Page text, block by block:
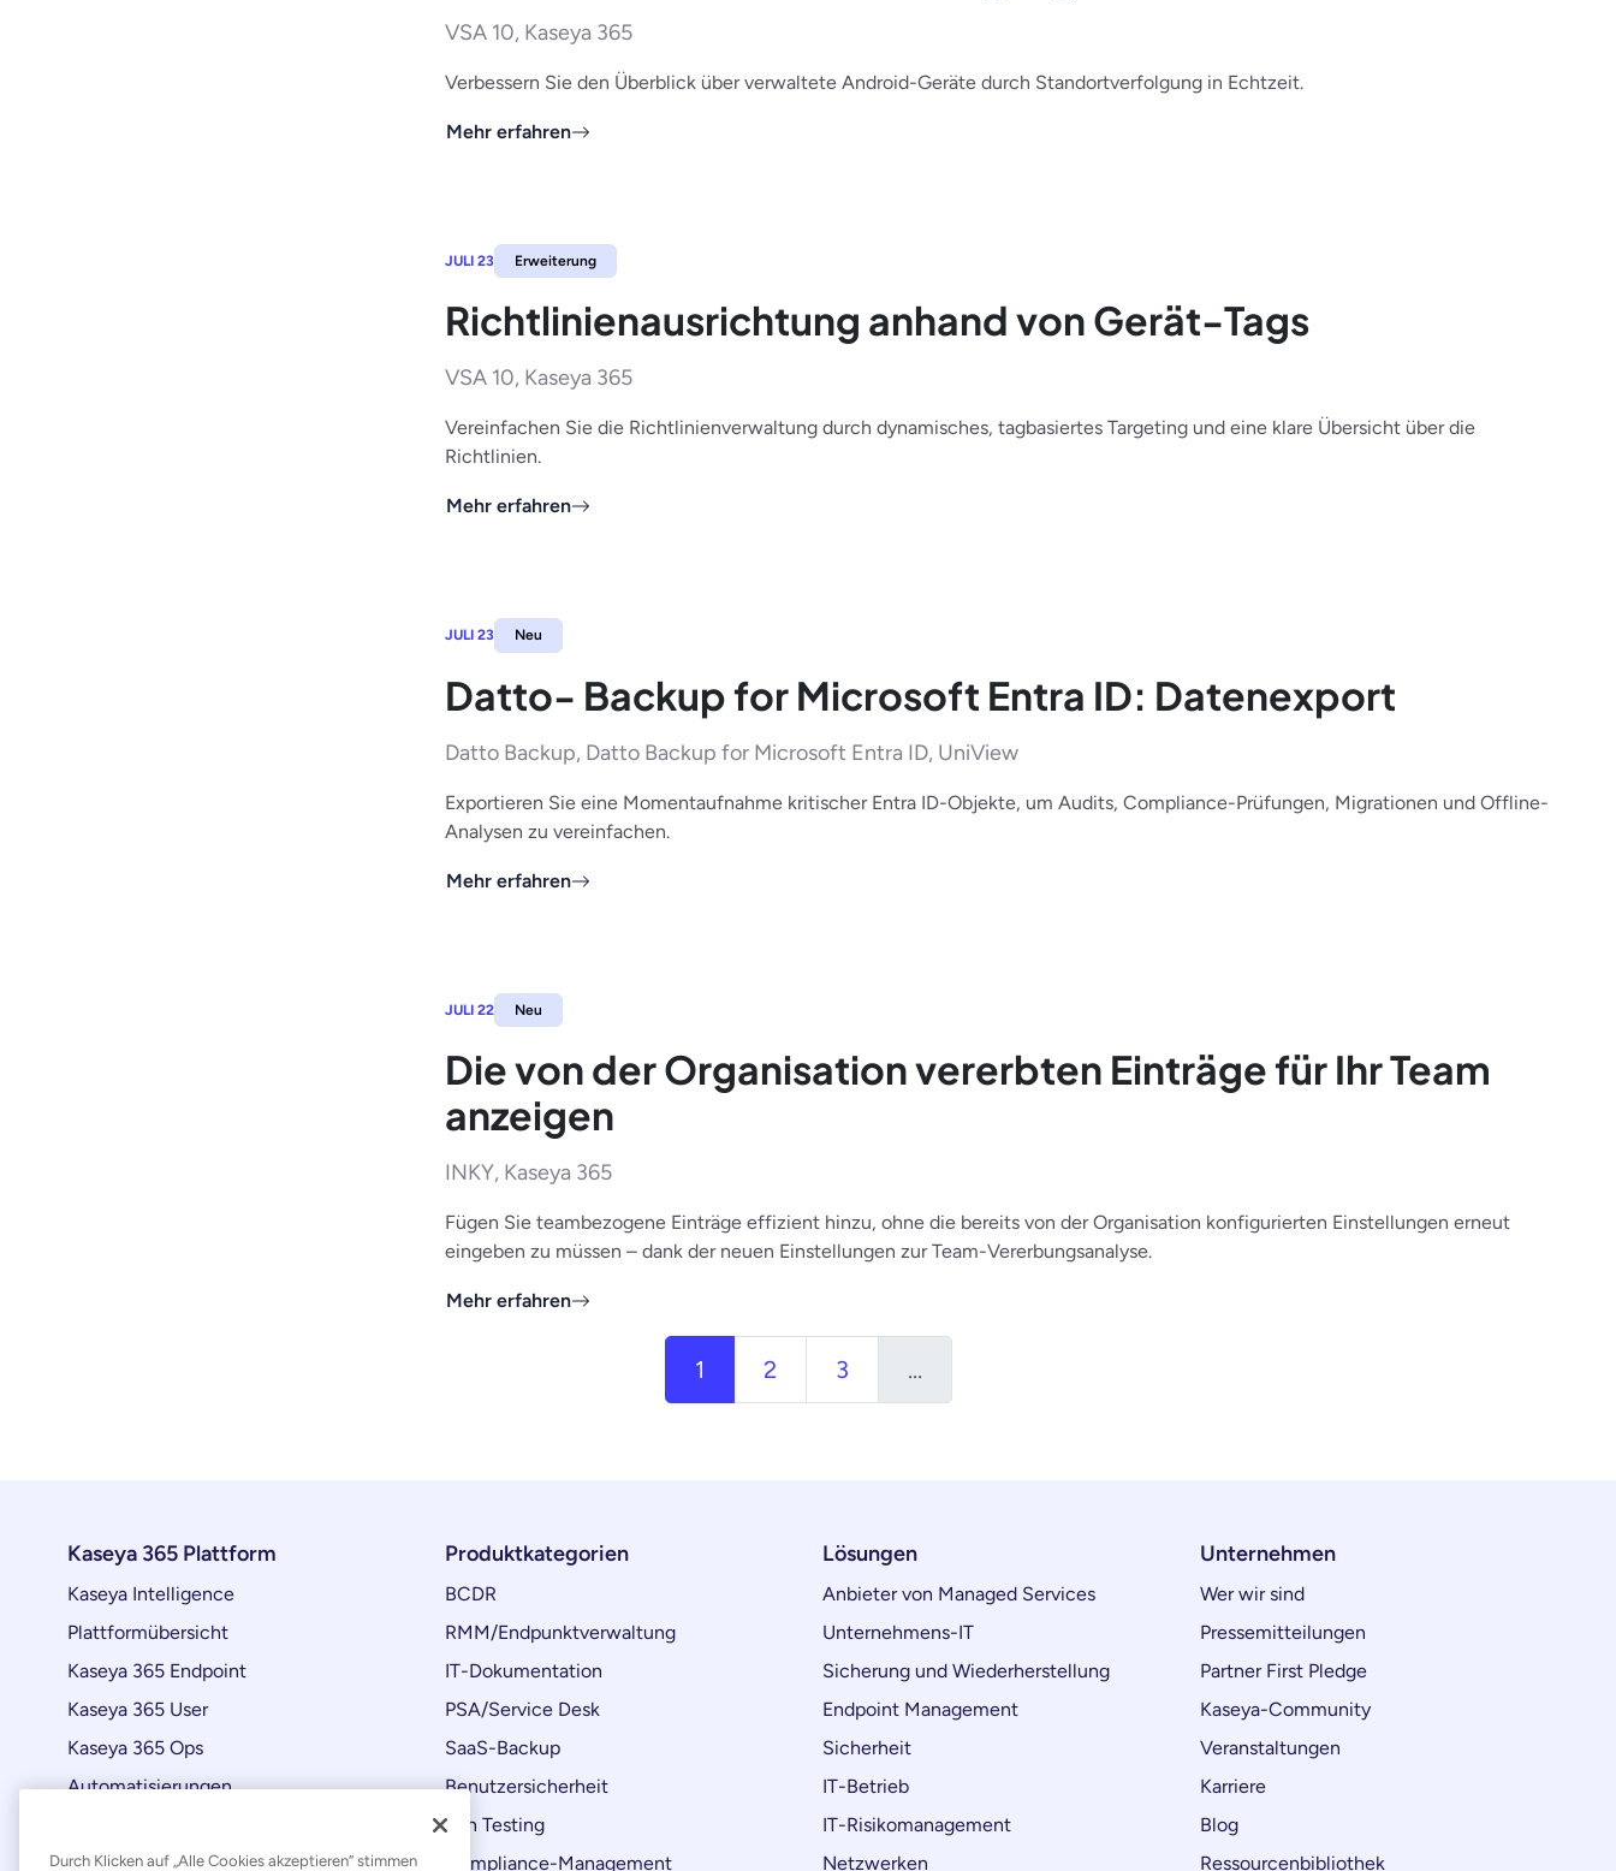
VSA 10, Kaseya 365
Verbessern Sie den Überblick über verwaltete Android-Geräte durch Standortverfolgung in Echtzeit.
Mehr erfahren
JULI 23 Erweiterung
Richtlinienausrichtung anhand von Gerät-Tags
VSA 10, Kaseya 365
Vereinfachen Sie die Richtlinienverwaltung durch dynamisches, tagbasiertes Targeting und eine klare Übersicht über die
Richtlinien.
Mehr erfahren
JULI 23 Neu
Datto- Backup for Microsoft Entra ID: Datenexport
Datto Backup, Datto Backup for Microsoft Entra ID, UniView
Exportieren Sie eine Momentaufnahme kritischer Entra ID-Objekte, um Audits, Compliance-Prüfungen, Migrationen und Offline-
Analysen zu vereinfachen.
Mehr erfahren
JULI 22 Neu
Die von der Organisation vererbten Einträge für Ihr Team
anzeigen
INKY, Kaseya 365
Fügen Sie teambezogene Einträge effizient hinzu, ohne die bereits von der Organisation konfigurierten Einstellungen erneut
eingeben zu müssen – dank der neuen Einstellungen zur Team-Vererbungsanalyse.
Mehr erfahren
1 2 3 ...
Kaseya 365 Plattform
Kaseya Intelligence
Plattformübersicht
Kaseya 365 Endpoint
Kaseya 365 User
Kaseya 365 Ops
Automatisierungen
Produktkategorien
BCDR
RMM/Endpunktverwaltung
IT-Dokumentation
PSA/Service Desk
SaaS-Backup
Benutzersicherheit
Pen Testing
Compliance-Management
Lösungen
Anbieter von Managed Services
Unternehmens-IT
Sicherung und Wiederherstellung
Endpoint Management
Sicherheit
IT-Betrieb
IT-Risikomanagement
Netzwerken
Unternehmen
Wer wir sind
Pressemitteilungen
Partner First Pledge
Kaseya-Community
Veranstaltungen
Karriere
Blog
Ressourcenbibliothek
Durch Klicken auf „Alle Cookies akzeptieren“ stimmen